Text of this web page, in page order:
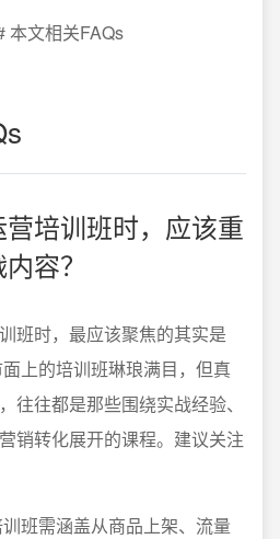
本文相关FAQs
培训班时，应该重
容？
班时，最应该聚焦的其实是
面上的培训班琳琅满目，但真
往往都是那些围绕实战经验、
销转化展开的课程。建议关注
班需涵盖从商品上架、流量